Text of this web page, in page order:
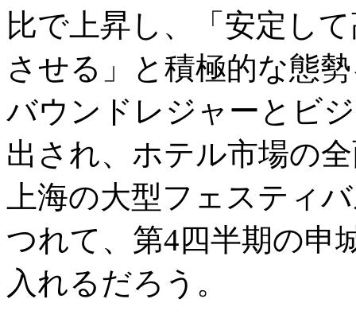
比で上昇し、「安定し
させる」と積極的な態
バウンドレジャーとビ
出され、ホテル市場の
上海の大型フェスティ
つれて、第4四半期の申
入れるだろう。